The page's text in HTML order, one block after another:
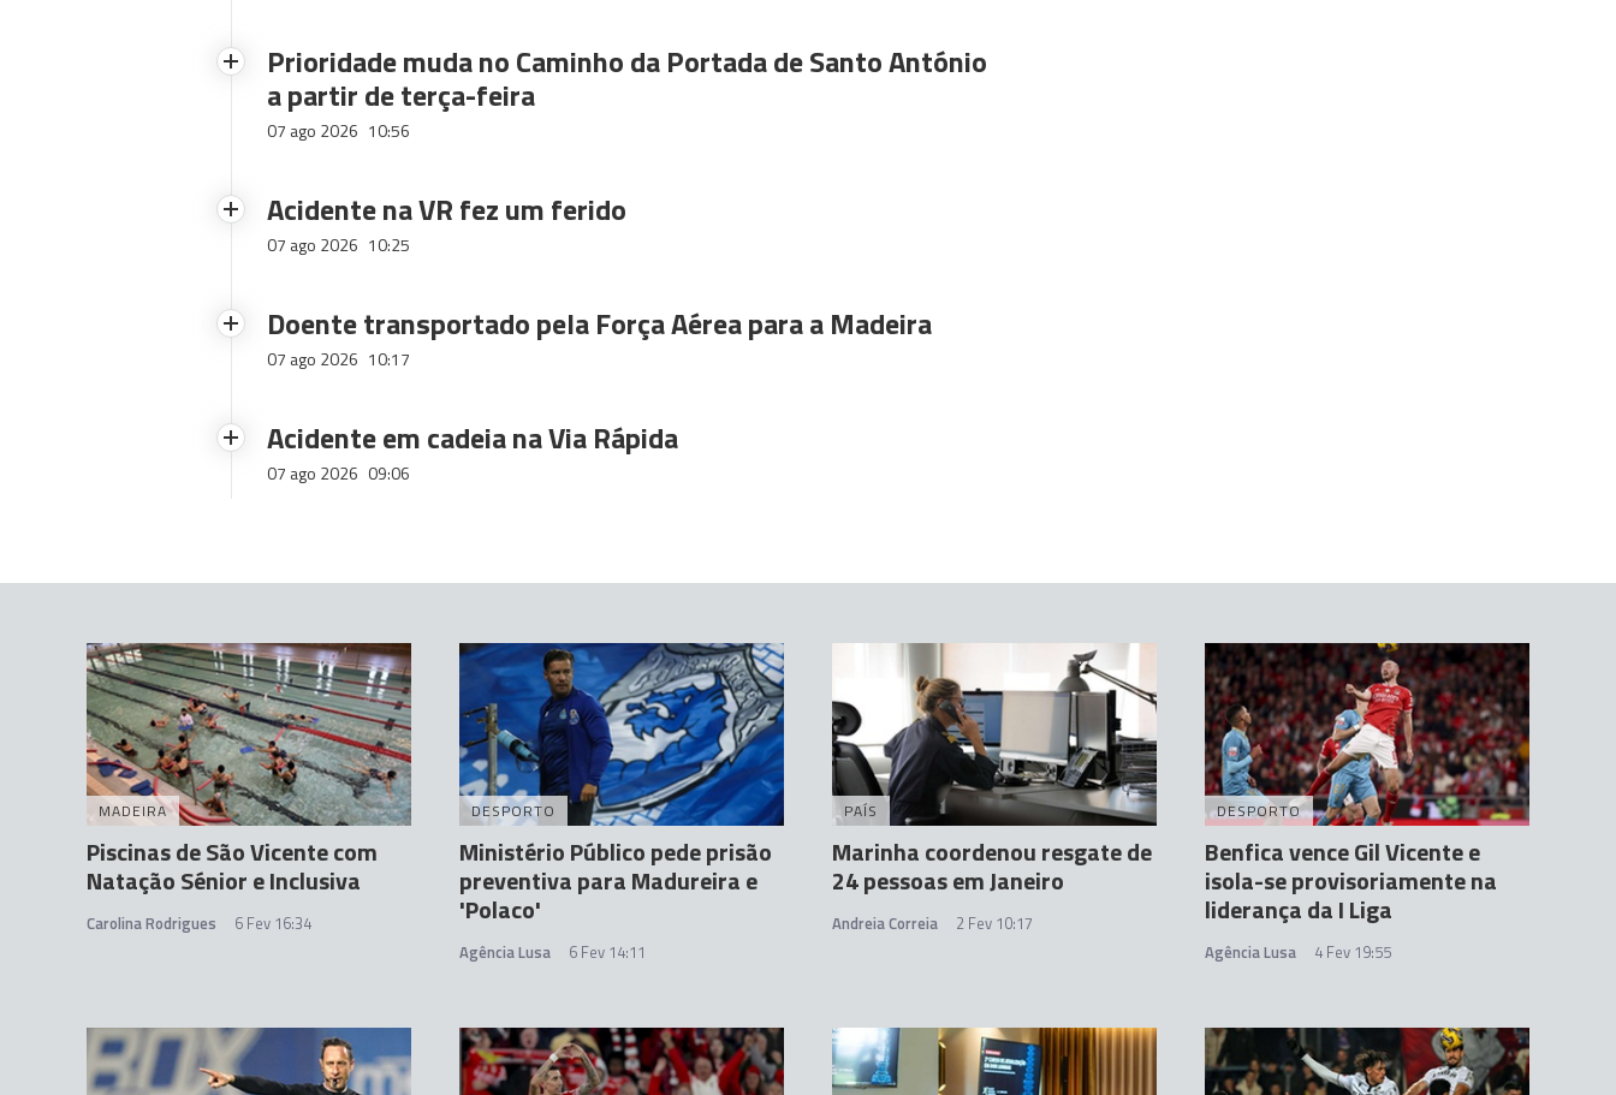
Prioridade muda no Caminho da Portada de Santo António
a partir de terça-feira
07 ago 2026 10:56
Acidente na VR fez um ferido
07 ago 2026 10:25
Doente transportado pela Força Aérea para a Madeira
07 ago 2026 10:17
Acidente em cadeia na Via Rápida
07 ago 2026 09:06
MADEIRA
Piscinas de São Vicente com
Natação Sénior e Inclusiva
Carolina Rodrigues 6 Fev 16:34
DESPORTO
Ministério Público pede prisão
preventiva para Madureira e
'Polaco'
Agência Lusa 6 Fev 14:11
PAÍS
Marinha coordenou resgate de
24 pessoas em Janeiro
Andreia Correia 2 Fev 10:17
DESPORTO
Benfica vence Gil Vicente e
isola-se provisoriamente na
liderança da I Liga
Agência Lusa 4 Fev 19:55